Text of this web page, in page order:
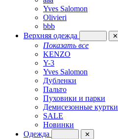
Yves Salomon
Olivieri
bbb
Верхняя одежда
✕
Показать все
KENZO
Y-3
Yves Salomon
Дубленки
Пальто
Пуховики и парки
Демисезонные куртки
SALE
Новинки
Одежда
✕